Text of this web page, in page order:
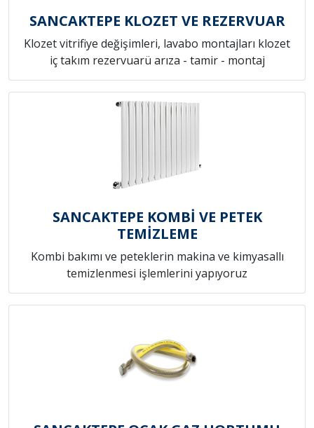
SANCAKTEPE KLOZET VE REZERVUAR
Klozet vitrifiye değişimleri, lavabo montajları klozet
iç takım rezervuarü arıza - tamir - montaj
SANCAKTEPE KOMBİ VE PETEK
TEMİZLEME
Kombi bakımı ve peteklerin makina ve kimyasallı
temizlenmesi işlemlerini yapıyoruz